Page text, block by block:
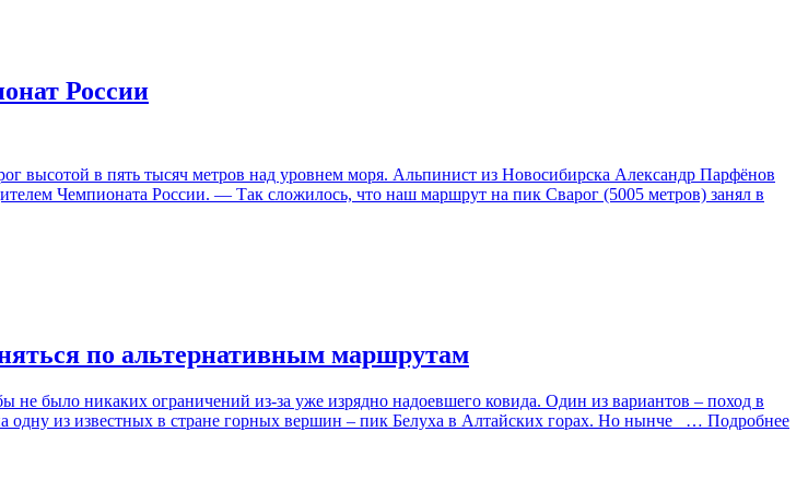
России
высотой в пять тысяч метров над уровнем моря. Альпинист из Новосибирска Александр Парфёнов
Чемпионата России. — Так сложилось, что наш маршрут на пик Сварог (5005 метров) занял в
по альтернативным маршрутам
не было никаких ограничений из-за уже изрядно надоевшего ковида. Один из вариантов – поход в
из известных в стране горных вершин – пик Белуха в Алтайских горах. Но нынче
… Подробнее